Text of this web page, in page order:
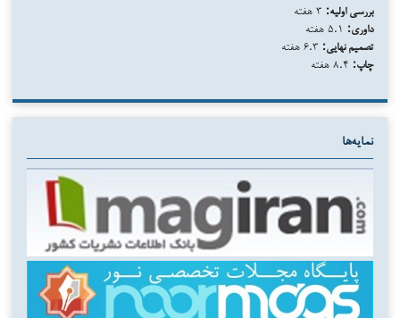
بررسی اولیه:
داوری:
تصمیم نهایی:
چاپ:
نمایه‌ها